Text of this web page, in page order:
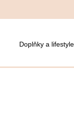
Doplňky a lifestyle